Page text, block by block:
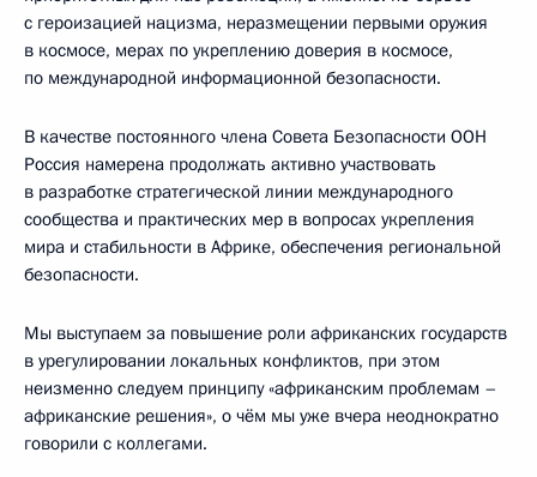
с героизацией нацизма, неразмещении первыми оружия
в космосе, мерах по укреплению доверия в космосе,
по международной информационной безопасности.
В качестве постоянного члена Совета Безопасности ООН
Россия намерена продолжать активно участвовать
в разработке стратегической линии международного
сообщества и практических мер в вопросах укрепления
мира и стабильности в Африке, обеспечения региональной
безопасности.
Мы выступаем за повышение роли африканских государств
в урегулировании локальных конфликтов, при этом
неизменно следуем принципу «африканским проблемам –
африканские решения», о чём мы уже вчера неоднократно
говорили с коллегами.